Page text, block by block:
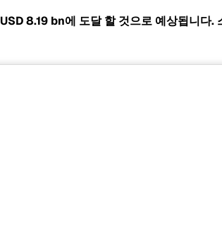
USD 8.19 bn에 도달 할 것으로 예상됩니다.